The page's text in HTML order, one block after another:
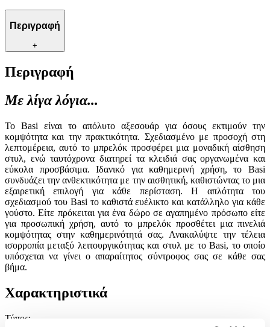
Περιγραφή
+
Περιγραφή
Με λίγα λόγια...
Το Basi είναι το απόλυτο αξεσουάρ για όσους εκτιμούν την
κομψότητα και την πρακτικότητα. Σχεδιασμένο με προσοχή στη
λεπτομέρεια, αυτό το μπρελόκ προσφέρει μια μοναδική αίσθηση
στυλ, ενώ ταυτόχρονα διατηρεί τα κλειδιά σας οργανωμένα και
εύκολα προσβάσιμα. Ιδανικό για καθημερινή χρήση, το Basi
συνδυάζει την ανθεκτικότητα με την αισθητική, καθιστώντας το μια
εξαιρετική επιλογή για κάθε περίσταση. Η απλότητα του
σχεδιασμού του Basi το καθιστά ευέλικτο και κατάλληλο για κάθε
γούστο. Είτε πρόκειται για ένα δώρο σε αγαπημένο πρόσωπο είτε
για προσωπική χρήση, αυτό το μπρελόκ προσθέτει μια πινελιά
κομψότητας στην καθημερινότητά σας. Ανακαλύψτε την τέλεια
ισορροπία μεταξύ λειτουργικότητας και στυλ με το Basi, το οποίο
υπόσχεται να γίνει ο απαραίτητος σύντροφος σας σε κάθε σας
βήμα.
Χαρακτηριστικά
Τύπος: